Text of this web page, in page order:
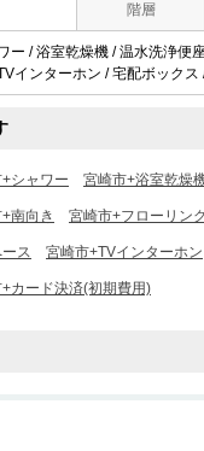
階層
ー / 浴室乾燥機 / 温水洗浄便
インターホン / 宅配ボック
シャワー 宮崎市+浴室乾燥
南向き 宮崎市+フローリン
ス 宮崎市+TVインターホン
カード決済(初期費用)